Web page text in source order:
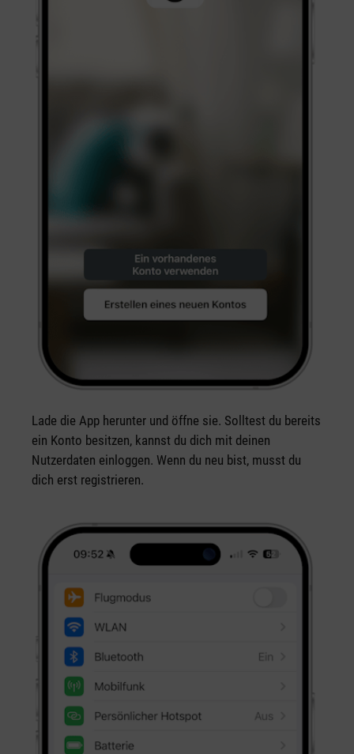
Lade die App herunter und öffne sie. Solltest du bereits
ein Konto besitzen, kannst du dich mit deinen
Nutzerdaten einloggen. Wenn du neu bist, musst du
dich erst registrieren.